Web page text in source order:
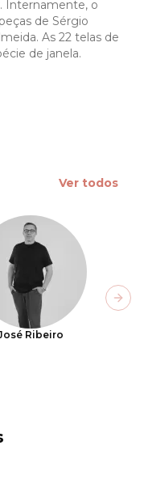
Internamente, o
de Sérgio
As 22 telas de
de janela.
Ver todos
Ribeiro